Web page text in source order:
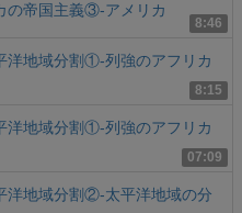
8:46
の帝国主義③-アメリカ
8:15
洋地域分割①-列強のアフリカ
07:09
洋地域分割①-列強のアフリカ
洋地域分割②-太平洋地域の分